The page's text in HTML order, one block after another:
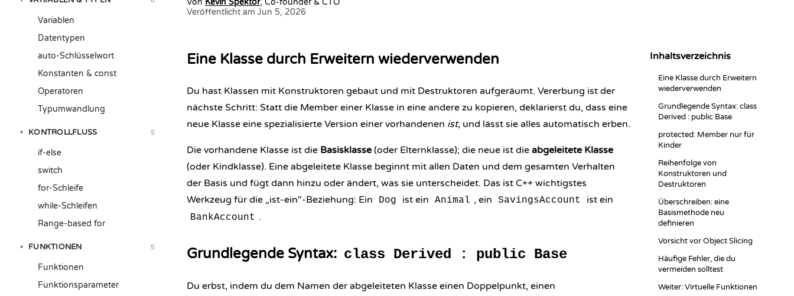
Variablen
Datentypen
auto-Schlüsselwort
Konstanten & const
Operatoren
Typumwandlung
▾ KONTROLLFLUSS 5
if-else
switch
for-Schleife
while-Schleifen
Range-based for
▾ FUNKTIONEN 5
Funktionen
Funktionsparameter
Von Kevin Spektor, Co-founder & CTO
Veröffentlicht am Jun 5, 2026
Eine Klasse durch Erweitern wiederverwenden
Du hast Klassen mit Konstruktoren gebaut und mit Destruktoren aufgeräumt. Vererbung ist der
nächste Schritt: Statt die Member einer Klasse in eine andere zu kopieren, deklarierst du, dass eine
neue Klasse eine spezialisierte Version einer vorhandenen ist, und lässt sie alles automatisch erben.
Die vorhandene Klasse ist die Basisklasse (oder Elternklasse); die neue ist die abgeleitete Klasse
(oder Kindklasse). Eine abgeleitete Klasse beginnt mit allen Daten und dem gesamten Verhalten
der Basis und fügt dann hinzu oder ändert, was sie unterscheidet. Das ist C++ wichtigstes
Werkzeug für die „ist-ein"-Beziehung: Ein
Dog ist ein Animal , ein SavingsAccount ist ein
BankAccount .
Grundlegende Syntax: class Derived : public Base
Du erbst, indem du dem Namen der abgeleiteten Klasse einen Doppelpunkt, einen
Inhaltsverzeichnis
Eine Klasse durch Erweitern
wiederverwenden
Grundlegende Syntax: class
Derived : public Base
protected: Member nur für
Kinder
Reihenfolge von
Konstruktoren und
Destruktoren
Überschreiben: eine
Basismethode neu
definieren
Vorsicht vor Object Slicing
Häufige Fehler, die du
vermeiden solltest
Weiter: Virtuelle Funktionen